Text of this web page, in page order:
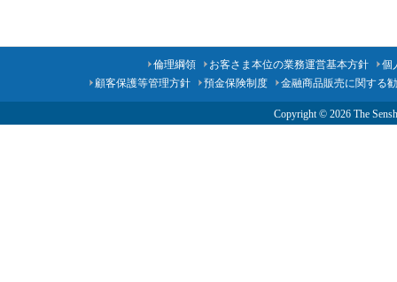
倫理綱領 お客さま本位の業務運営基本方針
個
顧客保護等管理方針
預金保険制度 金融商品販売に関する
Copyright © 2026 The